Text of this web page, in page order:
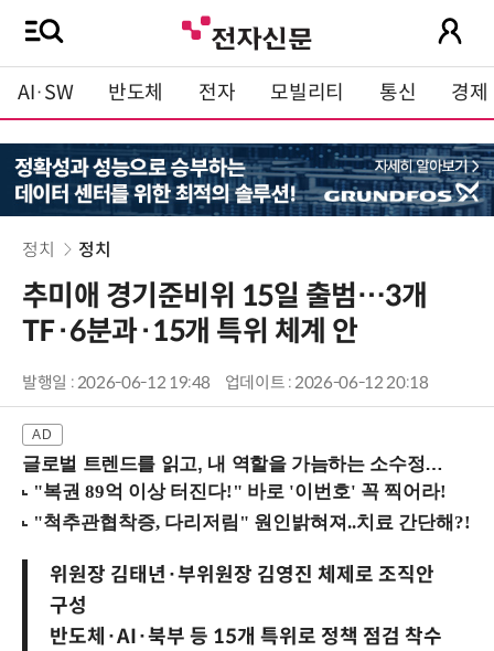
AI·SW 반도체 전자 모빌리티 통신 경제
정치 정치
추미애 경기준비위 15일 출범…3개
TF·6분과·15개 특위 체계 안
발행일 : 2026-06-12 19:48 업데이트 : 2026-06-12 20:18
글로벌 트렌드를 읽고, 내 역할을 가늠하는 소수정예 실습 워크숍 (8/28 신논현역)
위원장 김태년·부위원장 김영진 체제로 조직안
구성
반도체·AI·북부 등 15개 특위로 정책 점검 착수